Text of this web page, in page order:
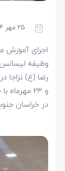
۲۵ مهر ۱۴۰۴
و ۲۳
در خراسان